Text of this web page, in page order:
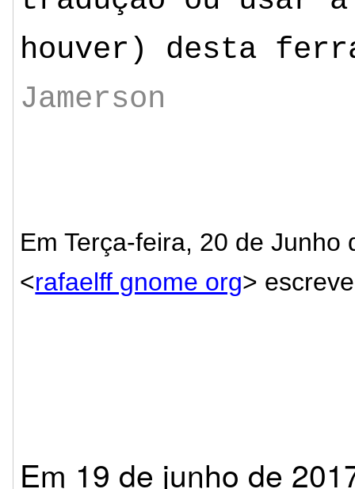
houver) desta
Jamerson
Em Terça-feira, 20 de
<rafaelff gnome org>
Em 19 de junho de